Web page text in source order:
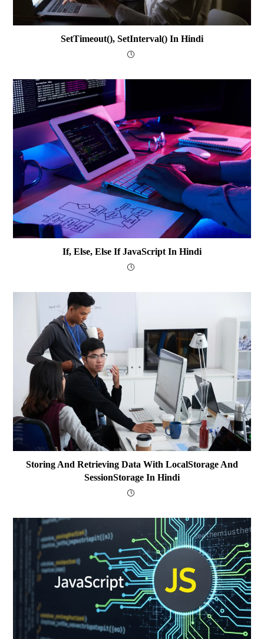
SetTimeout(), SetInterval() In Hindi
If, Else, Else If JavaScript In Hindi
Storing And Retrieving Data With LocalStorage And
SessionStorage In Hindi